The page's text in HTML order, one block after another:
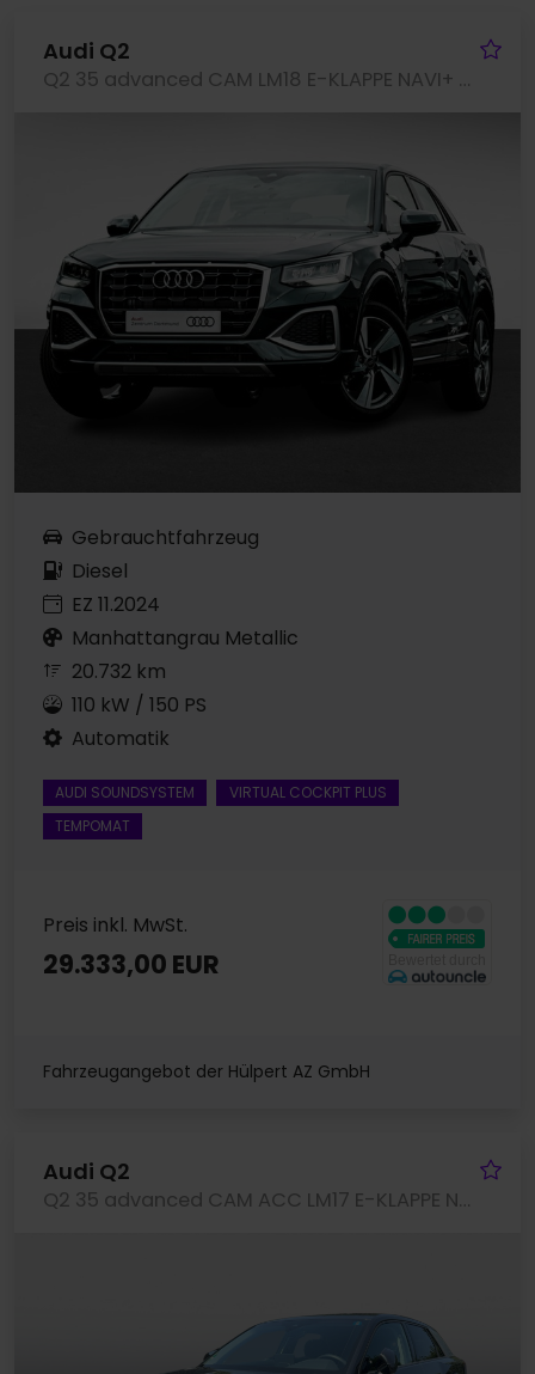
Audi Q2
Q2 35 advanced CAM LM18 E-KLAPPE NAVI+ SITZHEIZ.
Gebrauchtfahrzeug
Diesel
EZ 11.2024
Manhattangrau Metallic
20.732 km
110 kW / 150 PS
Automatik
AUDI SOUNDSYSTEM
VIRTUAL COCKPIT PLUS
TEMPOMAT
Preis inkl. MwSt.
29.333,00 EUR
Fahrzeugangebot der Hülpert AZ GmbH
Audi Q2
Q2 35 advanced CAM ACC LM17 E-KLAPPE NAVI